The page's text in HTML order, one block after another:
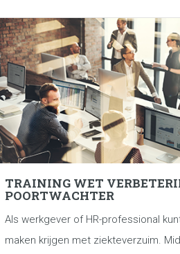
TRAINING WET
POORTWACHTER
Als werkgever of HR-professional
maken krijgen met ziekteverzuim.